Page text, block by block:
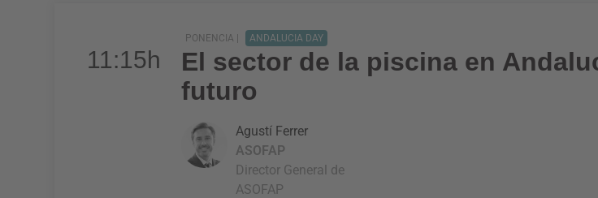
11:15h
PONENCIA | ANDALUCIA DAY
El sector de la piscina en
futuro
Agustí Ferrer
ASOFAP
Director General de
ASOFAP